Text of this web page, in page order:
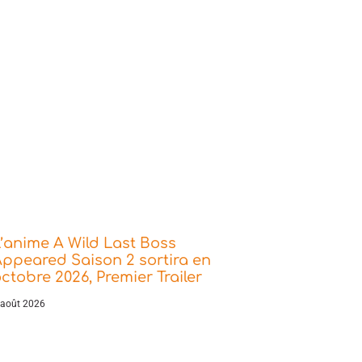
A Wild Last Boss
Saison 2 sortira en
2026, Premier Trailer
2026